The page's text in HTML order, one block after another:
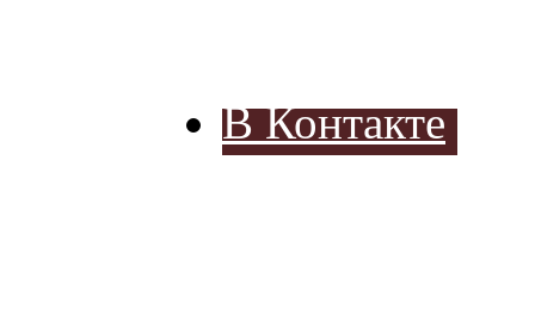
В Контакте